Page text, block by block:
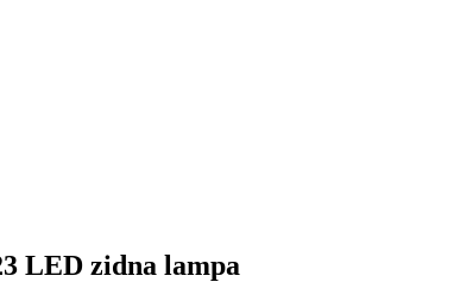
LED zidna lampa